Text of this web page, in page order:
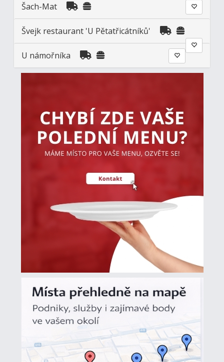
Šach-Mat
Švejk restaurant 'U Pětatřicátníků'
U námořníka